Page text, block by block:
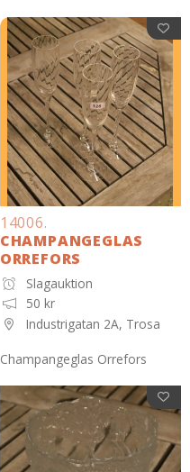
14006.
CHAMPANGEGLAS
ORREFORS
Slagauktion
50 kr
Industrigatan 2A, Trosa
Champangeglas Orrefors